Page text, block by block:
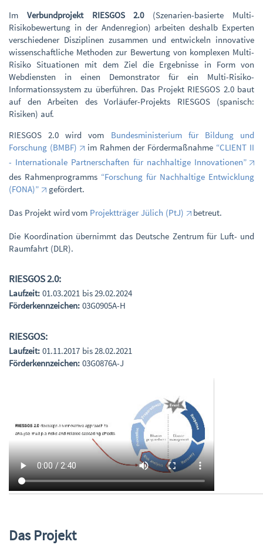
Im Verbundprojekt RIESGOS 2.0(Szenarien-basierte Multi-
Risikobewertung in der Andenregion) arbeiten deshalb Experten
verschiedener Disziplinen zusammen und entwickeln innovative
wissenschaftliche Methoden zur Bewertung von komplexen Multi-
Risiko Situationen mit dem Ziel die Ergebnisse in Form von
Webdiensten in einen Demonstrator für ein Multi-Risiko-
Informationssystem zu überführen. Das Projekt RIESGOS 2.0 baut
auf den Arbeiten des Vorläufer-Projekts RIESGOS (spanisch:
Risiken) auf.
RIESGOS 2.0 wird vom Bundesministerium für Bildung und
Forschung (BMBF)
im Rahmen der Fördermaßnahme “CLIENT II
- Internationale Partnerschaften für nachhaltige Innovationen”
des Rahmenprogramms “Forschung für Nachhaltige Entwicklung
(FONA)”
gefördert.
Das Projekt wird vom Projektträger Jülich (PtJ) betreut.
Die Koordination übernimmt das Deutsche Zentrum für Luft- und
Raumfahrt (DLR).
RIESGOS 2.0:
Laufzeit: 01.03.2021 bis 29.02.2024
Förderkennzeichen: 03G0905A-H
RIESGOS:
Laufzeit: 01.11.2017 bis 28.02.2021
Förderkennzeichen: 03G0876A-J
Das Projekt